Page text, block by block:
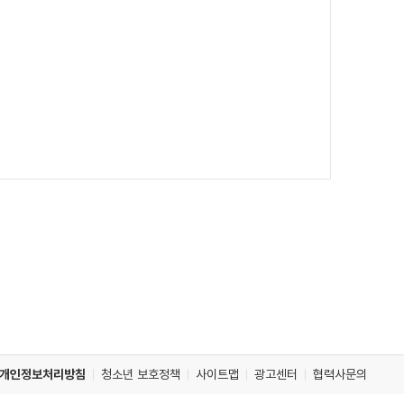
개인정보처리방침 청소년 보호정책 사이트맵 광고센터 협력사문의